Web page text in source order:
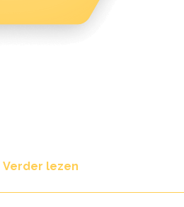
Verder lezen